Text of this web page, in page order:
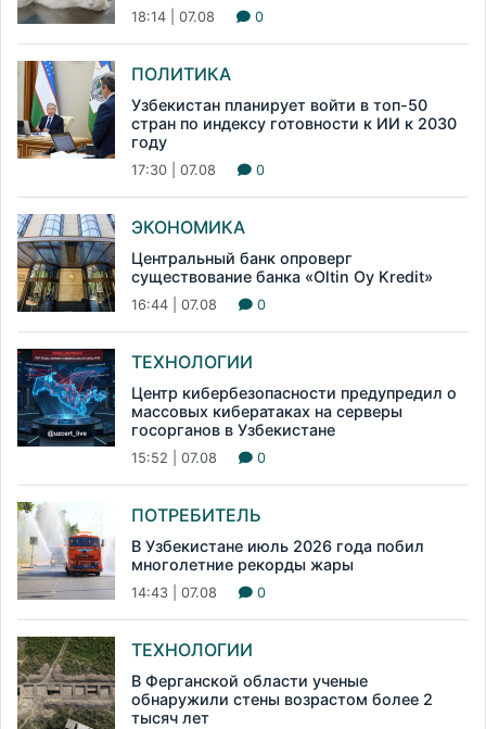
18:14 | 07.08 0
ПОЛИТИКА
Узбекистан планирует войти в топ-50
стран по индексу готовности к ИИ к 2030
году
17:30 | 07.08 0
ЭКОНОМИКА
Центральный банк опроверг
существование банка «Oltin Oy Kredit»
16:44 | 07.08 0
ТЕХНОЛОГИИ
Центр кибербезопасности предупредил о
массовых кибератаках на серверы
госорганов в Узбекистане
15:52 | 07.08 0
ПОТРЕБИТЕЛЬ
В Узбекистане июль 2026 года побил
многолетние рекорды жары
14:43 | 07.08 0
ТЕХНОЛОГИИ
В Ферганской области ученые
обнаружили стены возрастом более 2
тысяч лет